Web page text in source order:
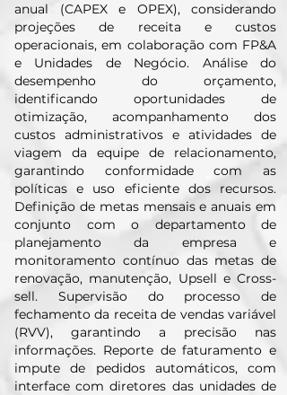
anual (CAPEX e OPEX), considerando
projeções de receita e custos
operacionais, em colaboração com FP&A
e Unidades de Negócio. Análise do
desempenho do orçamento,
identificando oportunidades de
otimização, acompanhamento dos
custos administrativos e atividades de
viagem da equipe de relacionamento,
garantindo conformidade com as
políticas e uso eficiente dos recursos.
Definição de metas mensais e anuais em
conjunto com o departamento de
planejamento da empresa e
monitoramento contínuo das metas de
renovação, manutenção, Upsell e Cross-
sell. Supervisão do processo de
fechamento da receita de vendas variável
(RVV), garantindo a precisão nas
informações. Reporte de faturamento e
impute de pedidos automáticos, com
interface com diretores das unidades de